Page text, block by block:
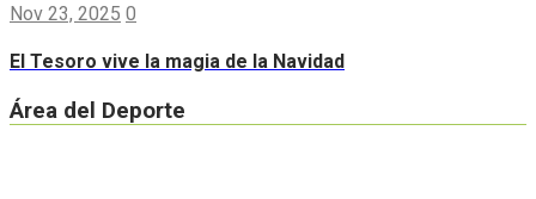
Nov 23, 2025 0
El Tesoro vive la magia de la Navidad
Área del Deporte